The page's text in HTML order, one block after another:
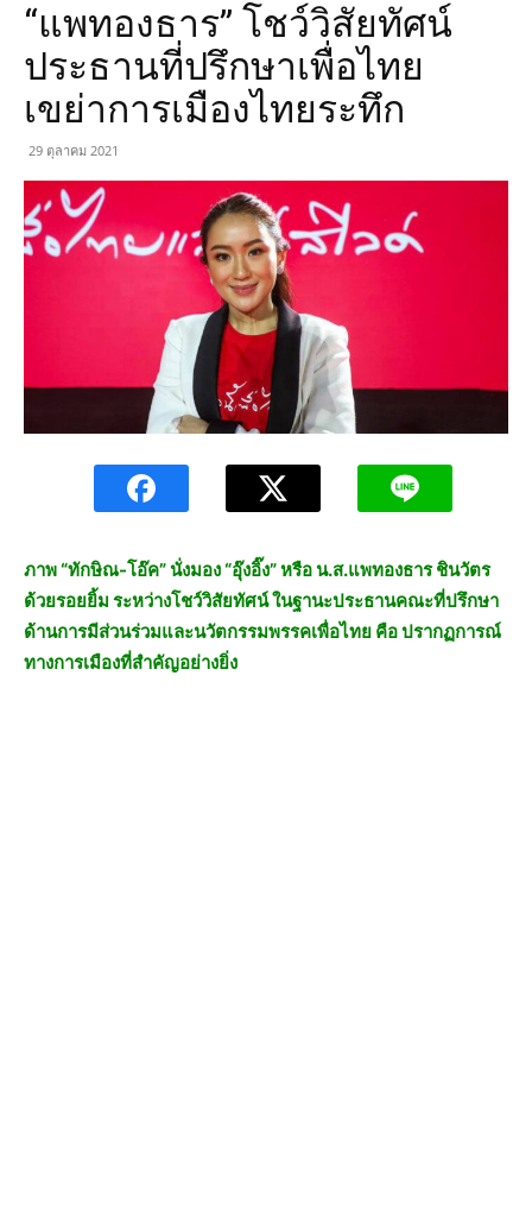
“แพทองธาร” โชว์วิสัยทัศน์
ประธานที่ปรึกษาเพื่อไทย
เขย่าการเมืองไทยระทึก
29 ตุลาคม 2021
ภาพ “ทักษิณ-โอ๊ค” นั่งมอง “อุ๊งอิ๊ง” หรือ น.ส.แพทองธาร ชินวัตร
ด้วยรอยยิ้ม ระหว่างโชว์วิสัยทัศน์ ในฐานะประธานคณะที่ปรึกษา
ด้านการมีส่วนร่วมและนวัตกรรมพรรคเพื่อไทย คือ ปรากฏการณ์
ทางการเมืองที่สำคัญอย่างยิ่ง